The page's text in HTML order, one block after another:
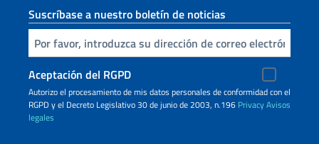
Suscríbase a nuestro boletín de noticias
Inserta tu correo electronico
Aceptación del RGPD
Autorizo ​​el procesamiento de mis datos personales de conformidad con el
RGPD y el Decreto Legislativo 30 de junio de 2003, n.196 PrivacyAvisos
legales